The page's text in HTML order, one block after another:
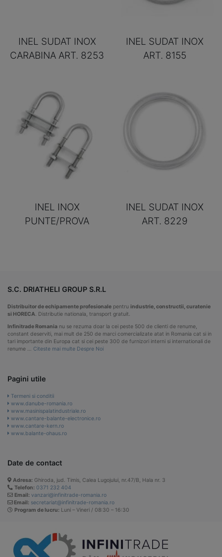
INEL SUDAT INOX
CARABINA ART. 8253
INEL SUDAT INOX
ART. 8155
INEL INOX
PUNTE/PROVA
INEL SUDAT INOX
ART. 8229
S.C. DRIATHELI GROUP S.R.L
Distribuitor de echipamente profesionale pentru industrie, constructii, curatenie
si HORECA. Distributie nationala, transport gratuit.
Infinitrade Romania nu se rezuma doar la cei peste 500 de clienti de renume,
constant deserviti, mai mult de 250 de marci comercializate atat in Romania cat si in
tari importante din Europa cat si cei peste 300 de furnizori interni si internationali de
renume … Citeste mai multe Despre Noi
Pagini utile
Termeni si conditii
www.danube-romania.ro
www.masinispalatindustriale.ro
www.cantare-balante-electronice.ro
www.cantare-kern.ro
www.balante-ohaus.ro
Date de contact
Adresa: Ghiroda, jud. Timis, Calea Lugojului, nr.47/B, Hala nr. 3
Telefon: 0371 232 404
Email: vanzari@infinitrade-romania.ro
Email: secretariat@infinitrade-romania.ro
Program de lucru: Luni – Vineri / 08:30 – 16:30